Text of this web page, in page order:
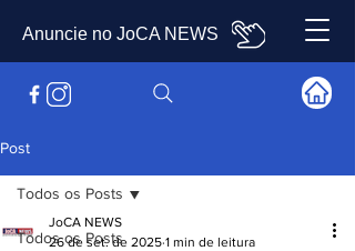
Anuncie no JoCA NEWS
Post
Todos os Posts
Todos os Posts
JoCA NEWS
26 de set. de 2025 1 min de leitura